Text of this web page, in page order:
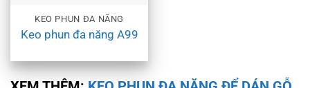
KEO PHUN ĐA NĂNG
Keo phun đa năng A99